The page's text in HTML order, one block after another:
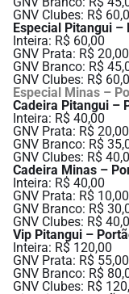
GNV Clubes: R$
Especial Pitangui –
Inteira: R$ 60,00
GNV Prata: R$ 20,00
GNV Branco: R$
GNV Clubes: R$
Especial Minas –
Cadeira Pitangui –
Inteira: R$ 40,00
GNV Prata: R$ 20,00
GNV Branco: R$
GNV Clubes: R$
Cadeira Minas –
Inteira: R$ 40,00
GNV Prata: R$ 10,00
GNV Branco: R$
GNV Clubes: R$
Vip Pitangui –
Inteira: R$ 120,00
GNV Prata: R$ 55,00
GNV Branco: R$
GNV Clubes: R$